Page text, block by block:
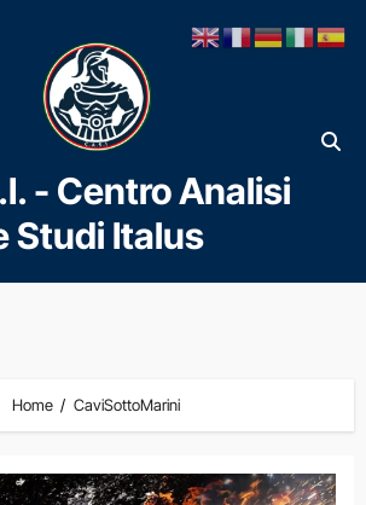
al
contenuto
- Centro Analisi
Studi Italus
Home CaviSottoMarini